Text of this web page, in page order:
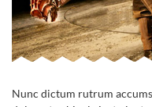
Nunc dictum rutrum